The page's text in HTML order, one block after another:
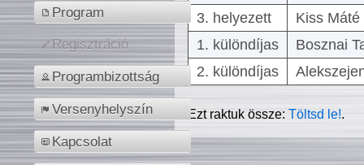
Program
Regisztráció
Programbizottság
Versenyhelyszín
Kapcsolat
3. helyezett
Kiss
1. különdíjas
Bosznai
2. különdíjas
Ezt raktuk össze:Töltsd le!.